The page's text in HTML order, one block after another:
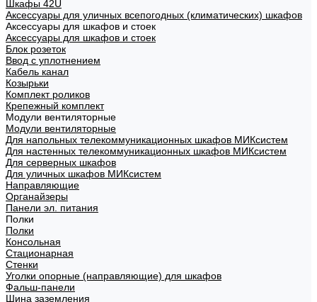
Шкафы 42U
Аксессуары для уличных всепогодных (климатических) шкафов
Аксессуары для шкафов и стоек
Аксессуары для шкафов и стоек
Блок розеток
Ввод с уплотнением
Кабель канал
Козырьки
Комплект роликов
Крепежный комплект
Модули вентиляторные
Модули вентиляторные
Для напольных телекоммуникационных шкафов МИКсистем
Для настенных телекоммуникационных шкафов МИКсистем
Для серверных шкафов
Для уличных шкафов МИКсистем
Направляющие
Органайзеры
Панели эл. питания
Полки
Полки
Консольная
Стационарная
Стенки
Уголки опорные (направляющие) для шкафов
Фальш-панели
Шина заземления